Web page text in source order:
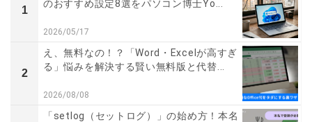
1
のおすすめ設定8選をパソコン博士Yo...
2026/05/17
2
え、無料なの！？「Word・Excelが高すぎ
る」悩みを解決する賢い無料版と代替...
2026/08/08
「setlog（セットログ）」の始め方！本名